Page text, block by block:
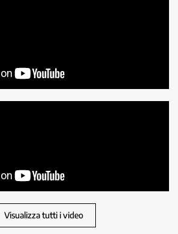
Visualizza tutti i video